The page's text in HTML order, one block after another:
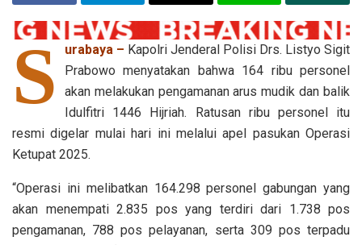
S urabaya – Kapolri Jenderal Polisi Drs. Listyo Sigit
Prabowo menyatakan bahwa 164 ribu personel
akan melakukan pengamanan arus mudik dan balik
Idulfitri 1446 Hijriah. Ratusan ribu personel itu
resmi digelar mulai hari ini melalui apel pasukan Operasi
Ketupat 2025.
“Operasi ini melibatkan 164.298 personel gabungan yang
akan menempati 2.835 pos yang terdiri dari 1.738 pos
pengamanan, 788 pos pelayanan, serta 309 pos terpadu